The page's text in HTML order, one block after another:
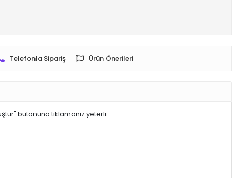
Telefonla Sipariş Ürün Önerileri
butonuna tıklamanız yeterli.